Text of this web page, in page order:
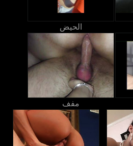
الحيض
مفف